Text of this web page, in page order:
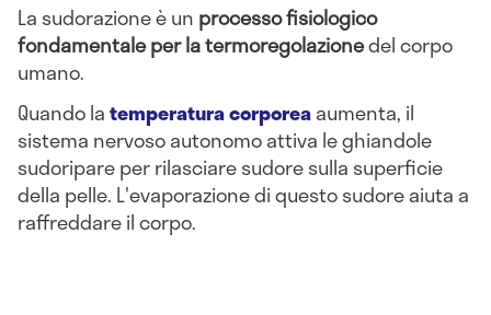
La sudorazione è un processo fisiologico
fondamentale per la termoregolazionedel corpo
umano.
Quando latemperatura corporeaaumenta, il
sistema nervoso autonomo attiva le ghiandole
sudoripare per rilasciare sudore sulla superficie
della pelle. L'evaporazione di questo sudore aiuta a
raffreddare il corpo.